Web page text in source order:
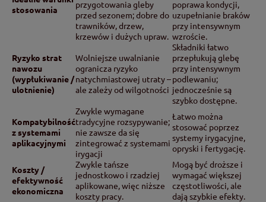
stosowania
przygotowania gleby
przed sezonem; dobre do
trawników, drzew,
krzewów i dużych upraw.
poprawa kondycji,
uzupełnianie braków
przy intensywnym
wzroście.
Ryzyko strat
nawozu
(wypłukiwanie /
ulotnienie)
Wolniejsze uwalnianie
ogranicza ryzyko
natychmiastowej utraty –
ale zależy od wilgotności
Składniki łatwo
przepłukują glebę
przy intensywnym
podlewaniu;
jednocześnie są
szybko dostępne.
Kompatybilność
z systemami
aplikacyjnymi
Zwykle wymagane
tradycyjne rozsypywanie;
nie zawsze da się
zintegrować z systemami
irygacji
Łatwo można
stosować poprzez
systemy irygacyjne,
opryski i fertygację.
Koszty /
efektywność
ekonomiczna
Zwykle tańsze
jednostkowo i rzadziej
aplikowane, więc niższe
koszty pracy.
Mogą być droższe i
wymagać większej
częstotliwości, ale
dają szybkie efekty.